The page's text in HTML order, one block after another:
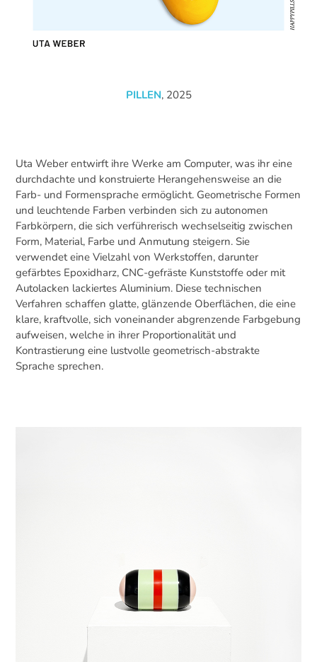
PILLEN, 2025
Uta Weber entwirft ihre Werke am Computer, was ihr eine
durchdachte und konstruierte Herangehensweise an die
Farb- und Formensprache ermöglicht. Geometrische Formen
und leuchtende Farben verbinden sich zu autonomen
Farbkörpern, die sich verführerisch wechselseitig zwischen
Form, Material, Farbe und Anmutung steigern. Sie
verwendet eine Vielzahl von Werkstoffen, darunter
gefärbtes Epoxidharz, CNC-gefräste Kunststoffe oder mit
Autolacken lackiertes Aluminium. Diese technischen
Verfahren schaffen glatte, glänzende Oberflächen, die eine
klare, kraftvolle, sich voneinander abgrenzende Farbgebung
aufweisen, welche in ihrer Proportionalität und
Kontrastierung eine lustvolle geometrisch-abstrakte
Sprache sprechen.